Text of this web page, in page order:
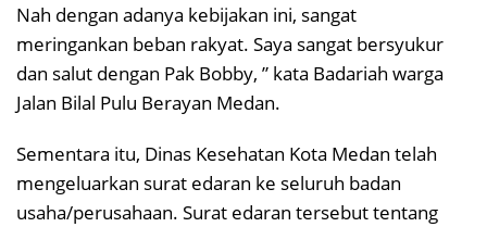
Nah dengan adanya kebijakan ini, sangat
meringankan beban rakyat. Saya sangat bersyukur
dan salut dengan Pak Bobby, ” kata Badariah warga
Jalan Bilal Pulu Berayan Medan.
Sementara itu, Dinas Kesehatan Kota Medan telah
mengeluarkan surat edaran ke seluruh badan
usaha/perusahaan. Surat edaran tersebut tentang